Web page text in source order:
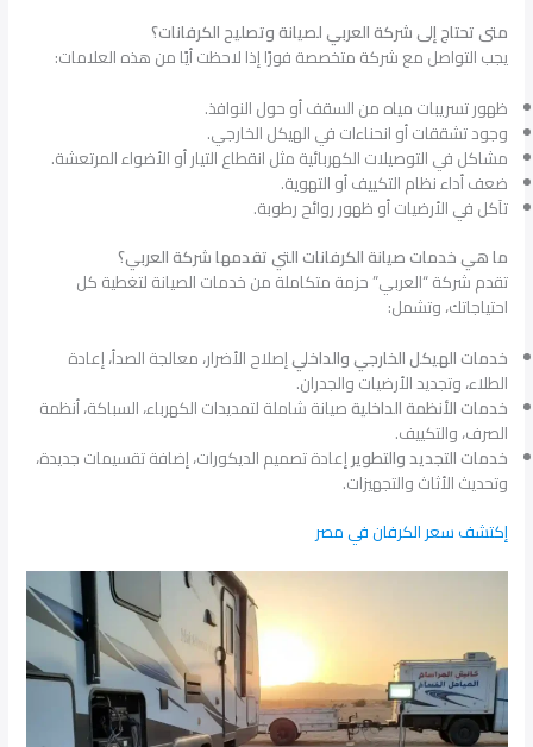
متى تحتاج إلى شركة العربي لصيانة وتصليح الكرفانات؟
يجب التواصل مع شركة متخصصة فورًا إذا لاحظت أيًا من هذه العلامات:
ظهور تسريبات مياه من السقف أو حول النوافذ.
وجود تشققات أو انحناءات في الهيكل الخارجي.
مشاكل في التوصيلات الكهربائية مثل انقطاع التيار أو الأضواء المرتعشة.
ضعف أداء نظام التكييف أو التهوية.
تآكل في الأرضيات أو ظهور روائح رطوبة.
ما هي خدمات صيانة الكرفانات التي تقدمها شركة العربي؟
تقدم شركة “العربي” حزمة متكاملة من خدمات الصيانة لتغطية كل
احتياجاتك، وتشمل:
خدمات الهيكل الخارجي والداخليإصلاح الأضرار، معالجة الصدأ، إعادة
الطلاء، وتجديد الأرضيات والجدران.
خدمات الأنظمة الداخليةصيانة شاملة لتمديدات الكهرباء، السباكة، أنظمة
الصرف، والتكييف.
خدمات التجديد والتطويرإعادة تصميم الديكورات، إضافة تقسيمات جديدة،
وتحديث الأثاث والتجهيزات.
إكتشف سعر الكرفان في مصر